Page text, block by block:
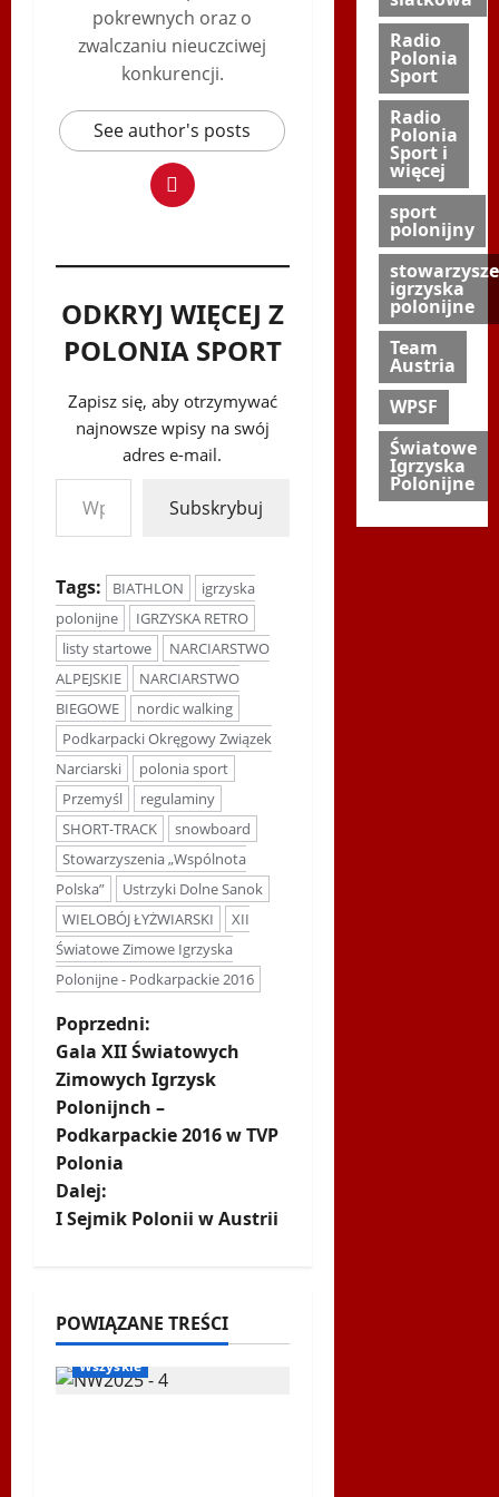
pokrewnych oraz o
zwalczaniu nieuczciwej
konkurencji.
See author's posts
ODKRYJ WIĘCEJ Z
POLONIA SPORT
Zapisz się, aby otrzymywać
najnowsze wpisy na swój
adres e-mail.
Wpisz swój adres e-mail…
Subskrybuj
Tags: BIATHLON
igrzyska
polonijne
IGRZYSKA RETRO
listy startowe
NARCIARSTWO
ALPEJSKIE
NARCIARSTWO
BIEGOWE
nordic walking
Podkarpacki Okręgowy Związek
Narciarski
polonia sport
Przemyśl
regulaminy
SHORT-TRACK
snowboard
Stowarzyszenia „Wspólnota
Polska”
Ustrzyki Dolne Sanok
WIELOBÓJ ŁYŻWIARSKI
XII
Światowe Zimowe Igrzyska
Polonijne - Podkarpackie 2016
Z
o
b
a
c
w
p
Poprzedni:
Gala XII Światowych
Zimowych Igrzysk
Polonijnch –
Podkarpackie 2016 w TVP
Polonia
Dalej:
I Sejmik Polonii w Austrii
POWIĄZANE TREŚCI
Ogłoszenia
WPSF
Wszyskie
Radio
Polonia
Sport
Radio
Polonia
Sport i
więcej
sport
polonijny
igrzyska
polonijne
Team
Austria
WPSF
Światowe
Igrzyska
Polonijne